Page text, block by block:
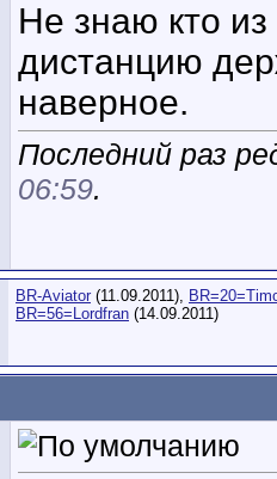
Не знаю кто
дистанцию
наверное.
Последний раз
06:59.
BR-Aviator (11.09.2011),
BR=56=Lordfran (14.09.2011)